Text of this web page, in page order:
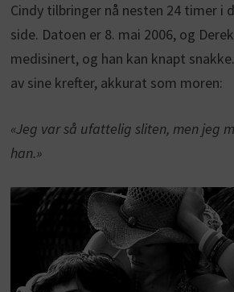
Cindy tilbringer nå nesten 24 timer i
side. Datoen er 8. mai 2006, og
medisinert, og han kan knapt
av sine krefter, akkurat som moren:
«Jeg var så ufattelig sliten, men jeg
han.»